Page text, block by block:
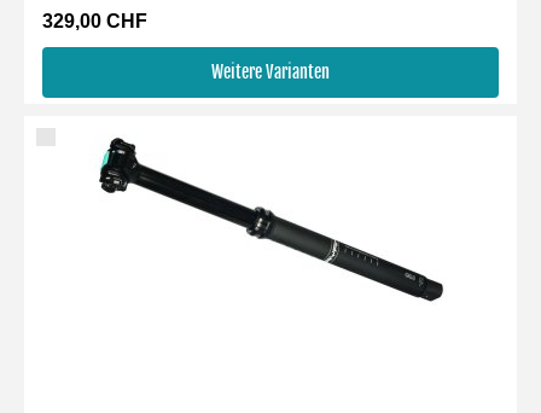
329,00 CHF
Weitere Varianten